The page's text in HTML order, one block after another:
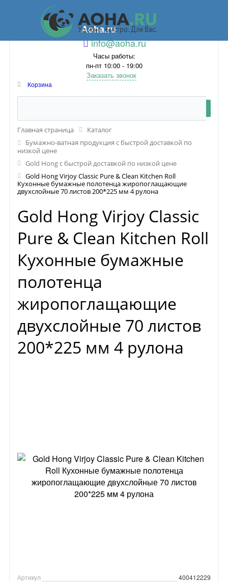
Aoha.ru
info@aoha.ru
Часы работы:
пн-пт 10:00 - 19:00
Заказать звонок
Корзина
Главная страница
Каталог
Бумажно-ватная продукция с быстрой доставкой по
низкой цене
Gold Hong с быстрой доставкой по низкой цене
Gold Hong Virjoy Classic Pure & Clean Kitchen Roll
Кухонные бумажные полотенца жиропоглащающие
двухслойные 70 листов 200*225 мм 4 рулона
Gold Hong Virjoy Classic
Pure & Clean Kitchen Roll
Кухонные бумажные
полотенца
жиропоглащающие
двухслойные 70 листов
200*225 мм 4 рулона
Артикул
400412229